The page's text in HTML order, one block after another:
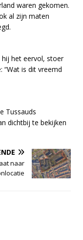
waren gekomen.
al zijn maten
hij het eervol, stoer
is dit vreemd
Tussauds
dichtbij te bekijken
naar